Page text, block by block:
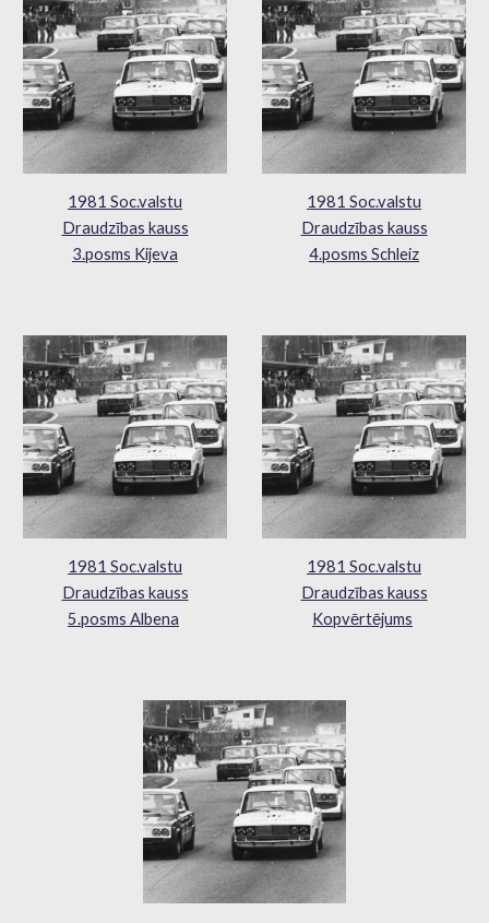
1981 Soc.valstu
Draudzības kauss
3.posms Kijeva
1981 Soc.valstu
Draudzības kauss
4.posms Schleiz
1981 Soc.valstu
Draudzības kauss
5.posms Albena
1981 Soc.valstu
Draudzības kauss
Kopvērtējums